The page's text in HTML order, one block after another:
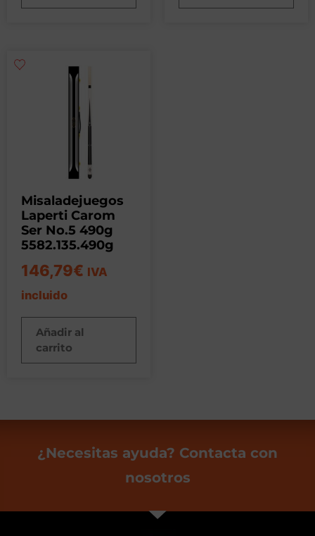
Misaladejuegos
Laperti Carom
Ser No.5 490g
5582.135.490g
146,79€ IVA
incluido
Añadir al
carrito
¿Necesitas ayuda? Contacta con
nosotros